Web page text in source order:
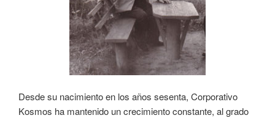
Desde su nacimiento en los años sesenta, Corporativo
Kosmos ha mantenido un crecimiento constante, al grado